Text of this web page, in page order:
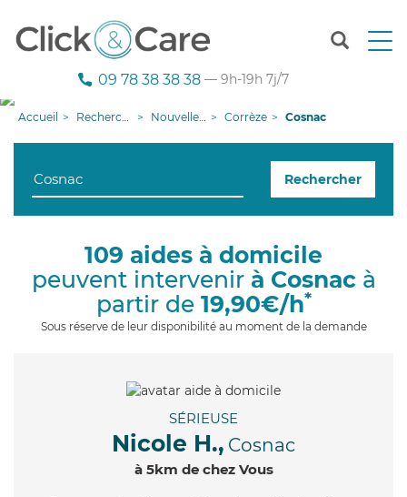
T
n
g
09 78 38 38 38 — 9h-19h 7j/7
Accueil Recherche aide à domicile Nouvelle-Aquitaine Corrèze Cosnac
Rechercher
109 aides à domicile
peuvent intervenir à Cosnacà
partir de 19,90€/h*
Sous réserve de leur disponibilité au moment de la demande
SÉRIEUSE
Nicole H., Cosnac
à 5km de chez Vous